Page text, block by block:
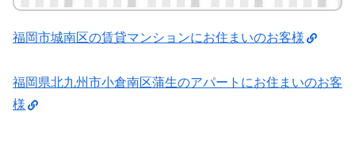
福岡市城南区の賃貸マンションにお住まいのお客様
福岡県北九州市小倉南区蒲生のアパートにお住まいのお客
様